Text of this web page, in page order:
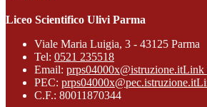
Liceo Scientifico Ulivi Parma
Viale Maria Luigia, 3 - 43125 Parma
Tel: 0521 235518
Email: prps04000x@istruzione.itLink
PEC: prps04000x@pec.istruzione.it
C.F.: 80011870344